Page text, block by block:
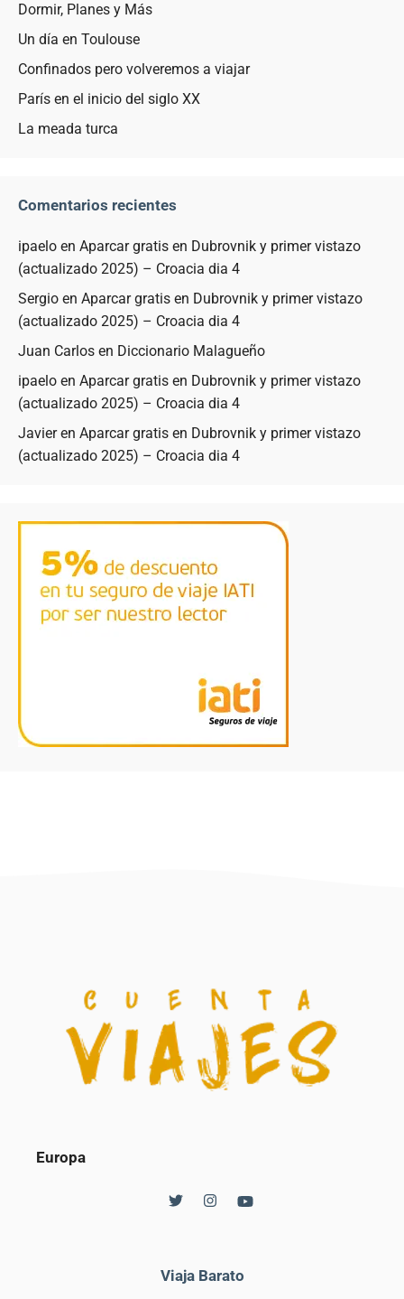
Dormir, Planes y Más
Un día en Toulouse
Confinados pero volveremos a viajar
París en el inicio del siglo XX
La meada turca
Comentarios recientes
ipaelo en Aparcar gratis en Dubrovnik y primer vistazo
(actualizado 2025) – Croacia dia 4
Sergio en Aparcar gratis en Dubrovnik y primer vistazo
(actualizado 2025) – Croacia dia 4
Juan Carlos en Diccionario Malagueño
ipaelo en Aparcar gratis en Dubrovnik y primer vistazo
(actualizado 2025) – Croacia dia 4
Javieren Aparcar gratis en Dubrovnik y primer vistazo
(actualizado 2025) – Croacia dia 4
Europa
Viaja Barato